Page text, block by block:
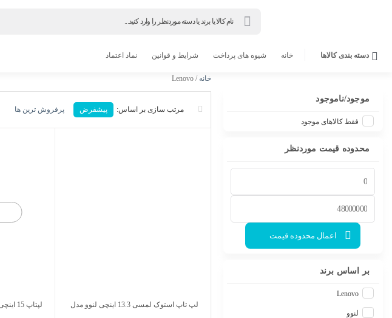
search
دسته بندی کالاها خانه شیوه های پرداخت شرایط و قوانین نماد اعتماد
موجود/ناموجود
فقط کالاهای موجود
محدوده قیمت موردنظر
اعمال محدوده قیمت
بر اساس برند
Lenovo
لنوو
خانه / Lenovo
پیشفرض پرفروش ترین ها
لپ تاپ استوک لمسی 13.3 اینچی لنوو مدل